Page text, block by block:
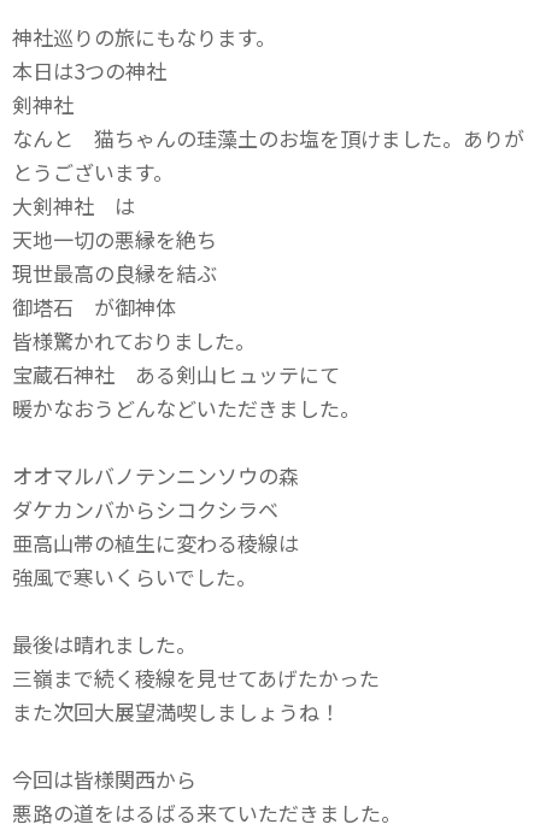
神社巡りの旅にもなります。
本日は3つの神社
剣神社
なんと 猫ちゃんの珪藻土のお塩を頂けました。ありが
とうございます。
大剣神社 は
天地一切の悪縁を絶ち
現世最高の良縁を結ぶ
御塔石 が御神体
皆様驚かれておりました。
宝蔵石神社 ある剣山ヒュッテにて
暖かなおうどんなどいただきました。
オオマルバノテンニンソウの森
ダケカンバからシコクシラベ
亜高山帯の植生に変わる稜線は
強風で寒いくらいでした。
最後は晴れました。
三嶺まで続く稜線を見せてあげたかった
また次回大展望満喫しましょうね！
今回は皆様関西から
悪路の道をはるばる来ていただきました。